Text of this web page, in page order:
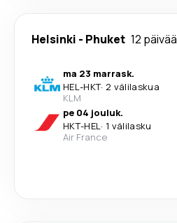
Helsinki - Phuket 12 päivää
ma 23 marrask.
HEL-HKT· 2 välilaskua
KLM
pe 04 jouluk.
HKT-HEL· 1 välilasku
Air France